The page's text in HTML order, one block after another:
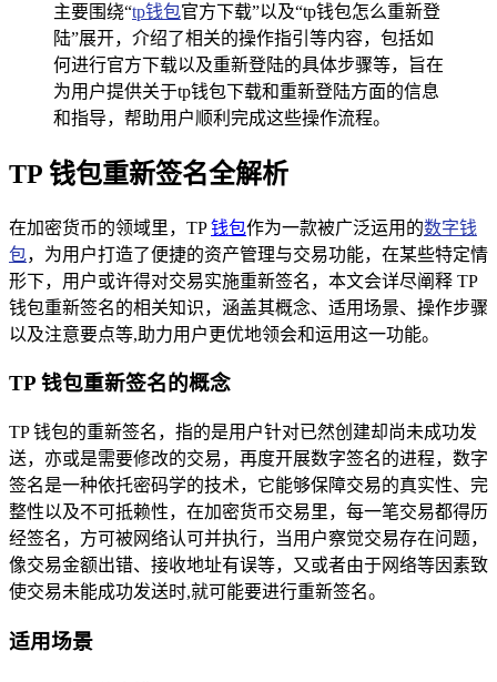
主要围绕“tp钱包官方下载”以及“tp钱包怎么重新登
陆”展开，介绍了相关的操作指引等内容，包括如
何进行官方下载以及重新登陆的具体步骤等，旨在
为用户提供关于tp钱包下载和重新登陆方面的信息
和指导，帮助用户顺利完成这些操作流程。
TP 钱包重新签名全解析
在加密货币的领域里，TP钱包作为一款被广泛运用的数字钱
包，为用户打造了便捷的资产管理与交易功能，在某些特定情
形下，用户或许得对交易实施重新签名，本文会详尽阐释 TP
钱包重新签名的相关知识，涵盖其概念、适用场景、操作步骤
以及注意要点等,助力用户更优地领会和运用这一功能。
TP 钱包重新签名的概念
TP 钱包的重新签名，指的是用户针对已然创建却尚未成功发
送，亦或是需要修改的交易，再度开展数字签名的进程，数字
签名是一种依托密码学的技术，它能够保障交易的真实性、完
整性以及不可抵赖性，在加密货币交易里，每一笔交易都得历
经签名，方可被网络认可并执行，当用户察觉交易存在问题，
像交易金额出错、接收地址有误等，又或者由于网络等因素致
使交易未能成功发送时,就可能要进行重新签名。
适用场景